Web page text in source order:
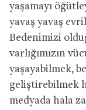
yaşamayı
yavaş yavaş
Bedenimizi
varlığımızın
yaşayabilmek,
geliştirebilmek
medyada hala